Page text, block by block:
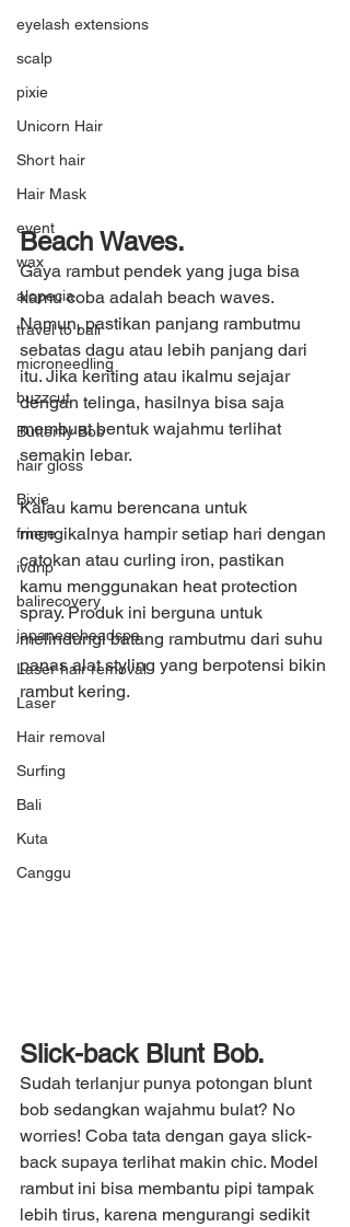
eyelash extensions
scalp
pixie
Unicorn Hair
Short hair
Hair Mask
event
wax
alopecia
travel to bali
microneedling
buzzcut
Butterfly Bob
hair gloss
Bixie
fringe
ivdrip
balirecovery
japaneseheadspa
Laser hair removal
Laser
Hair removal
Surfing
Bali
Kuta
Canggu
Beach Waves.
Gaya rambut pendek yang juga bisa
kamu coba adalah beach waves.
Namun, pastikan panjang rambutmu
sebatas dagu atau lebih panjang dari
itu. Jika keriting atau ikalmu sejajar
dengan telinga, hasilnya bisa saja
membuat bentuk wajahmu terlihat
semakin lebar.
Kalau kamu berencana untuk
mengikalnya hampir setiap hari dengan
catokan atau curling iron, pastikan
kamu menggunakan heat protection
spray. Produk ini berguna untuk
melindungi batang rambutmu dari suhu
panas alat styling yang berpotensi bikin
rambut kering.
Slick-back Blunt Bob.
Sudah terlanjur punya potongan blunt
bob sedangkan wajahmu bulat? No
worries! Coba tata dengan gaya slick-
back supaya terlihat makin chic. Model
rambut ini bisa membantu pipi tampak
lebih tirus, karena mengurangi sedikit